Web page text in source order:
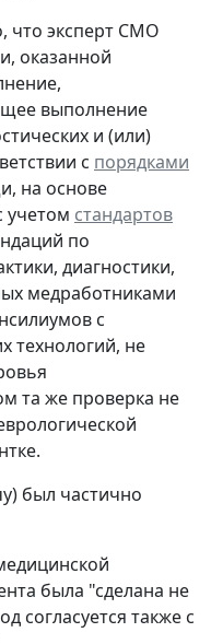
что эксперт СМО
оказанной
выполнение
и (или)
с порядками
на основе
учетом стандартов
по
диагностики,
медработниками
с
технологий, не
та же проверка не
был частично
была "сделана не
согласуется также с